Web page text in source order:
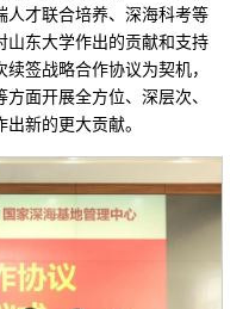
人才联合培养、深海科考等
山东大学作出的贡献和支持
签战略合作协议为契机，
面开展全方位、深层次、
新的更大贡献。